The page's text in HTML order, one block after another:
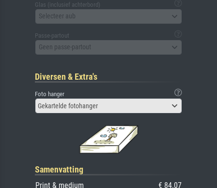
Glas (inclusief achterbord)
Selecteer aub
Passe-partout
Geen passe-partout
Diversen & Extra's
Foto hanger
Gekartelde fotohanger
Samenvatting
Print & medium € 84.07